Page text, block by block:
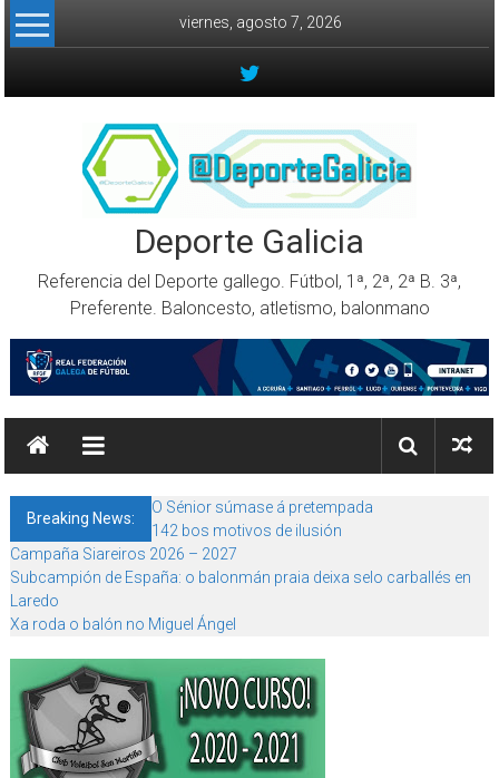
Skip to content
viernes, agosto 7, 2026
Deporte Galicia
Referencia del Deporte gallego. Fútbol, 1ª, 2ª, 2ª B. 3ª,
Preferente. Baloncesto, atletismo, balonmano
Breaking News:
O Sénior súmase á pretempada
142 bos motivos de ilusión
Campaña Siareiros 2026 – 2027
Subcampión de España: o balonmán praia deixa selo carballés en
Laredo
Xa roda o balón no Miguel Ángel